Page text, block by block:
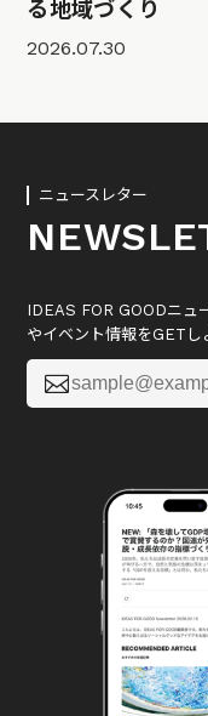
る地域づくり
2026.07.30
ニュースレター
IDEAS FOR GOODニュ
やイベント情報をGETし
